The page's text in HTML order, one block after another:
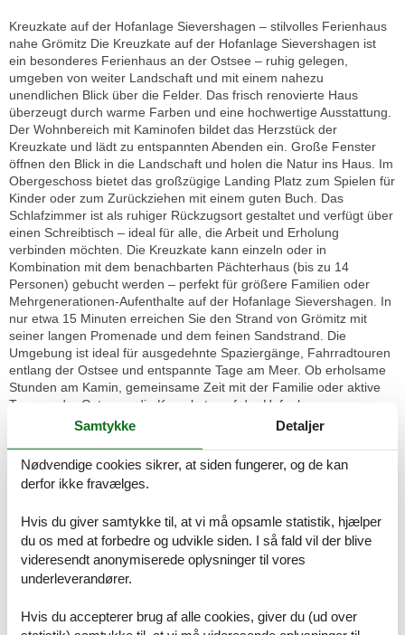
Kreuzkate auf der Hofanlage Sievershagen – stilvolles Ferienhaus
nahe Grömitz Die Kreuzkate auf der Hofanlage Sievershagen ist
ein besonderes Ferienhaus an der Ostsee – ruhig gelegen,
umgeben von weiter Landschaft und mit einem nahezu
unendlichen Blick über die Felder. Das frisch renovierte Haus
überzeugt durch warme Farben und eine hochwertige Ausstattung.
Der Wohnbereich mit Kaminofen bildet das Herzstück der
Kreuzkate und lädt zu entspannten Abenden ein. Große Fenster
öffnen den Blick in die Landschaft und holen die Natur ins Haus. Im
Obergeschoss bietet das großzügige Landing Platz zum Spielen für
Kinder oder zum Zurückziehen mit einem guten Buch. Das
Schlafzimmer ist als ruhiger Rückzugsort gestaltet und verfügt über
einen Schreibtisch – ideal für alle, die Arbeit und Erholung
verbinden möchten. Die Kreuzkate kann einzeln oder in
Kombination mit dem benachbarten Pächterhaus (bis zu 14
Personen) gebucht werden – perfekt für größere Familien oder
Mehrgenerationen-Aufenthalte auf der Hofanlage Sievershagen. In
nur etwa 15 Minuten erreichen Sie den Strand von Grömitz mit
seiner langen Promenade und dem feinen Sandstrand. Die
Umgebung ist ideal für ausgedehnte Spaziergänge, Fahrradtouren
entlang der Ostsee und entspannte Tage am Meer. Ob erholsame
Stunden am Kamin, gemeinsame Zeit mit der Familie oder aktive
Tage an der Ostsee – die Kreuzkate auf der Hofanlage
Sievershagen verbindet stilvolles Wohnen, ruhige Lage und
Raumaufteilung
Schlafzimmer, 2 Personen
Doppelbett
Schlafzimmer, 2 Personen
Verdunklungsvorhänge, Kleiderschrank
Schlafzimmer, 1 Person
Samtykke Detaljer
Nødvendige cookies sikrer, at siden fungerer, og de kan
derfor ikke fravælges.
Hvis du giver samtykke til, at vi må opsamle statistik, hjælper
du os med at forbedre og udvikle siden. I så fald vil der blive
videresendt anonymiserede oplysninger til vores
underleverandører.
Hvis du accepterer brug af alle cookies, giver du (ud over